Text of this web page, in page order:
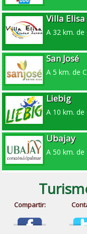
Villa Elisa
A 32 km. de
San José
A 5 km. de
Liebig
A 10 km. de
Ubajay
A 50 km. de
Compartir: